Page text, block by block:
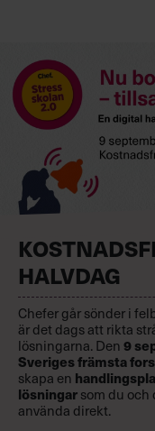
HALVDAG
Chefer går sönder i
är det dags att rikta
lösningarna. Den 9
Sveriges främsta
skapa en
lösningar som du
använda direkt.